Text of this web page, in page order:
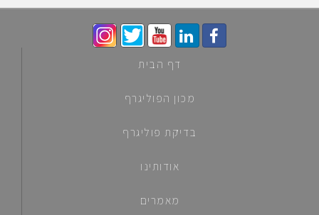
קטגוריות
דף הבית
מכון הפוליגרף
בדיקת פוליגרף
אודותינו
מאמרים